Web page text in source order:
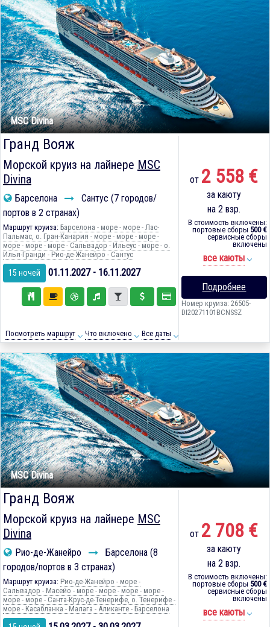
MSC Divina
Гранд Вояж
Морской круиз на лайнере MSC
Divina
Барселона
Сантус (7 городов/
портов в 2 странах)
Маршрут круиза: Барселона - море - море - Лас-
Пальмас, о. Гран-Канария - море - море - море -
море - море - море - Сальвадор - Ильеус - море - о.
Илья-Гранди - Рио-де-Жанейро - Сантус
15 ночей 01.11.2027 - 16.11.2027
Посмотреть маршрут Что включено Все даты
от 2 558 €
за каюту
на 2 взр.
В стоимость включены:
портовые сборы 500 €
сервисные сборы
включены
все каюты
Подробнее
Номер круиза: 26505-
DI20271101BCNSSZ
MSC Divina
Гранд Вояж
Морской круиз на лайнере MSC
Divina
Рио-де-Жанейро
Барселона (8
городов/портов в 3 странах)
Маршрут круиза: Рио-де-Жанейро - море -
Сальвадор - Масейо - море - море - море - море -
море - море - Санта-Крус-де-Тенерифе, о. Тенерифе -
море - Касабланка - Малага - Аликанте - Барселона
от 2 708 €
за каюту
на 2 взр.
В стоимость включены:
портовые сборы 500 €
сервисные сборы
включены
все каюты